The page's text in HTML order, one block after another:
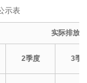
示表
实际排放
2季度 3季